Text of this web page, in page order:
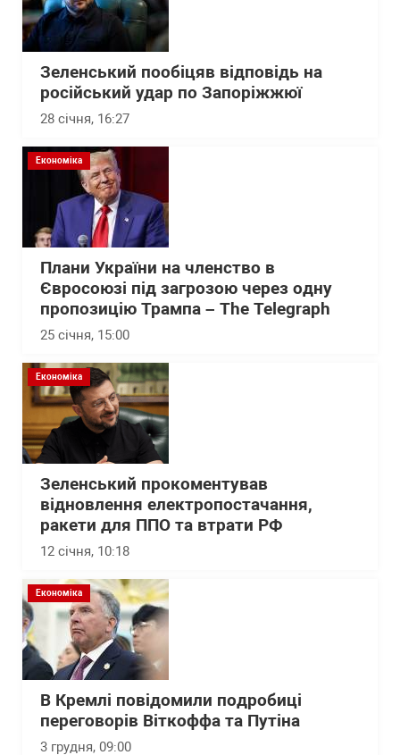
Зеленський пообіцяв відповідь на
російський удар по Запоріжжюї
28 січня, 16:27
Економіка
Плани України на членство в
Євросоюзі під загрозою через одну
пропозицію Трампа – The Telegraph
25 січня, 15:00
Економіка
Зеленський прокоментував
відновлення електропостачання,
ракети для ППО та втрати РФ
12 січня, 10:18
Економіка
В Кремлі повідомили подробиці
переговорів Віткоффа та Путіна
3 грудня, 09:00